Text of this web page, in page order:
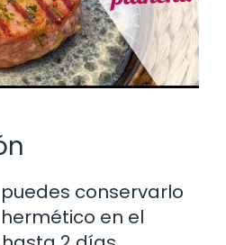
conservarlo
en el